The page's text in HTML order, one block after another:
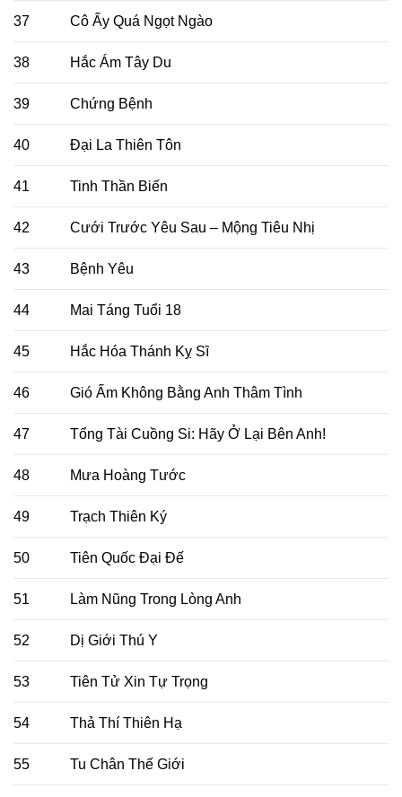
37 Cô Ấy Quá Ngọt Ngào
38 Hắc Ám Tây Du
39 Chứng Bệnh
40 Đại La Thiên Tôn
41 Tinh Thần Biến
42 Cưới Trước Yêu Sau – Mộng Tiêu Nhị
43 Bệnh Yêu
44 Mai Táng Tuổi 18
45 Hắc Hóa Thánh Kỵ Sĩ
46 Gió Ấm Không Bằng Anh Thâm Tình
47 Tổng Tài Cuồng Si: Hãy Ở Lại Bên Anh!
48 Mưa Hoàng Tước
49 Trạch Thiên Ký
50 Tiên Quốc Đại Đế
51 Làm Nũng Trong Lòng Anh
52 Dị Giới Thú Y
53 Tiên Tử Xin Tự Trọng
54 Thả Thí Thiên Hạ
55 Tu Chân Thế Giới